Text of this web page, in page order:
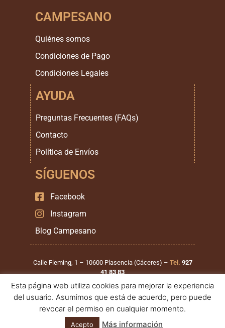
CAMPESANO
Quiénes somos
Condiciones de Pago
Condiciones Legales
AYUDA
Preguntas Frecuentes (FAQs)
Contacto
Política de Envíos
SÍGUENOS
Facebook
Instagram
Blog Campesano
Calle Fleming, 1 – 10600 Plasencia (Cáceres) – Tel. 927
41 83 83
Calle Santiago Mirat, 1 – 37900 Santa Marta de Tormes
(Salamanca) –Tel. 923 999 111
Esta página web utiliza cookies para mejorar la experiencia
del usuario. Asumimos que está de acuerdo, pero puede
revocar el permiso en cualquier momento.
Acepto Más información